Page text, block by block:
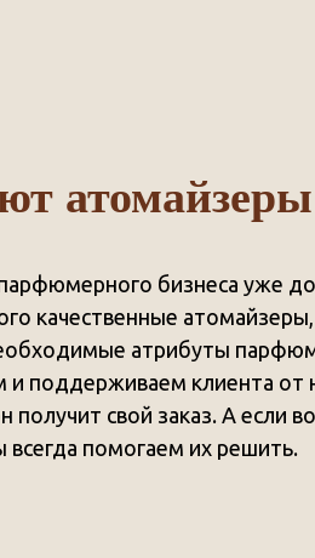
бизнеса уже
качественные
атрибуты
и поддерживаем клиента от
получит свой заказ. А если
помогаем их решить.